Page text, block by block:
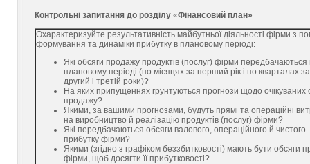
Контрольні запитання до розділу «Фінансовий план»
Охарактеризуйте результативність майбутньої діяльності фірми з
формування та динаміки прибутку в плановому періоді:
Які обсяги продажу продуктів (послуг) фірми передбачаються
плановому періоді (по місяцях за перший рік і по кварталах за
другий і третій роки)?
На яких припущеннях грунтуються прогнози щодо очікуваних
продажу?
Якими, за вашими прогнозами, будуть прямі та операційні
на виробництво й реалізацію продуктів (послуг) фірми?
Які передбачаються обсяги валового, операційного й чистого
прибутку фірми?
Якими (згідно з графіком беззбитковості) мають бути обсяги
фірми, щоб досягти її прибутковості?